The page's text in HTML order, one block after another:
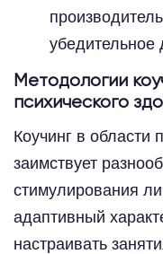
убедительное
Методологии
психического
Коучинг в области
заимствует
стимулирования
адаптивный
настраивать